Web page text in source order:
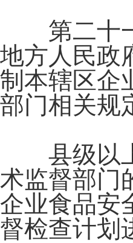
第二十一
地方人民政
制本辖区企
部门相关规
县级以上
术监督部门
企业食品安
督检查计划